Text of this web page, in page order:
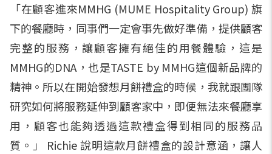
「在顧客進來MMHG (MUME Hospitality Group) 旗
下的餐廳時，同事們一定會事先做好準備，提供顧客
完整的服務，讓顧客擁有絕佳的用餐體驗，這是
MMHG的DNA，也是TASTE by MMHG這個新品牌的
精神。所以在開始發想月餅禮盒的時候，我就跟團隊
研究如何將服務延伸到顧客家中，即便無法來餐廳享
用，顧客也能夠透過這款禮盒得到相同的服務品
質。」 Richie 說明這款月餅禮盒的設計意涵，讓人